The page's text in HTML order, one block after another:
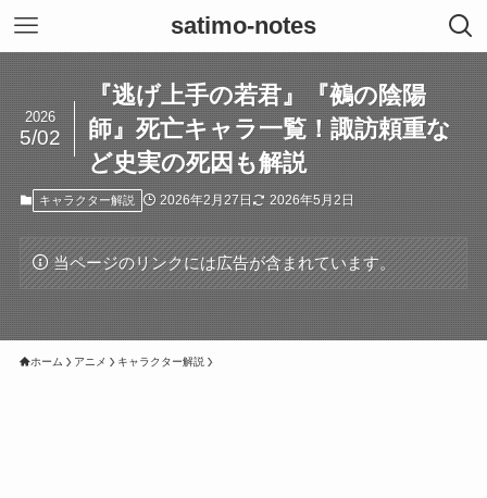
satimo-notes
『逃げ上手の若君』『鵺の陰陽
師』死亡キャラ一覧！諏訪頼重な
ど史実の死因も解説
2026
5/02
キャラクター解説 2026年2月27日 2026年5月2日
当ページのリンクには広告が含まれています。
ホーム アニメ キャラクター解説